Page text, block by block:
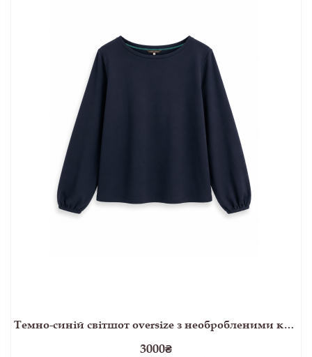
Темно-синій світшот oversize з необробленими краями
3000₴